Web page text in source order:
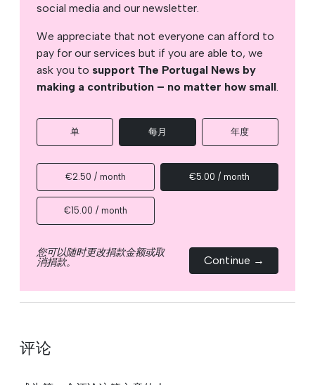
social media and our newsletter.
We appreciate that not everyone can afford to
pay for our services but if you are able to, we
ask you to support The Portugal News by
making a contribution – no matter how small.
单 每月 年度
€2.50 / month €5.00 / month
€15.00 / month
您可以随时更改捐款金额或取
消捐款。 Continue →
评论